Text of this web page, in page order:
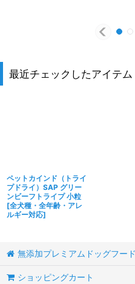
最近チェックしたアイテム
ペットカインド（トライ
プドライ）SAP グリー
ンビーフトライプ 小粒
[全犬種・全年齢・アレ
ルギー対応]
無添加プレミアムドッグフー
ショッピングカート